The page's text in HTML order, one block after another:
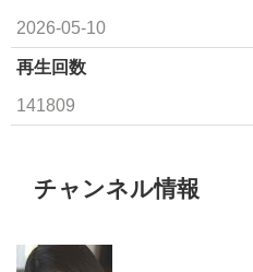
2026-05-10
再生回数
141809
チャンネル情報